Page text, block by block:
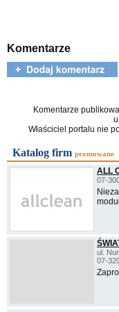
Komentarze
Komentarze
Właściciel portalu nie
Katalog firm promowane
ALL
07-
ul.
07-